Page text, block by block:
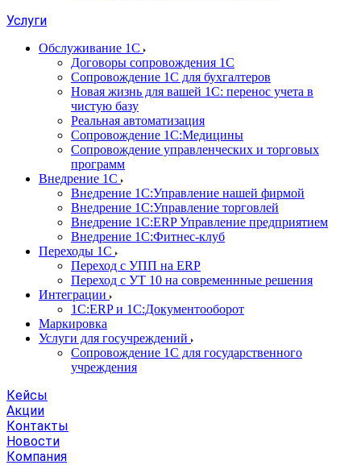
Услуги
Обслуживание 1С
Договоры сопровождения 1С
Сопровождение 1С для бухгалтеров
Новая жизнь для вашей 1С: перенос учета в
чистую базу
Реальная автоматизация
Сопровождение 1С:Медицины
Сопровождение управленческих и торговых
программ
Внедрение 1С
Внедрение 1С:Управление нашей фирмой
Внедрение 1С:Управление торговлей
Внедрение 1С:ERP Управление предприятием
Внедрение 1С:Фитнес-клуб
Переходы 1С
Переход с УПП на ERP
Переход с УТ 10 на современнные решения
Интеграции
1С:ERP и 1С:Документооборот
Маркировка
Услуги для госучреждений
Сопровождение 1С для государственного
учреждения
Кейсы
Акции
Контакты
Новости
Компания